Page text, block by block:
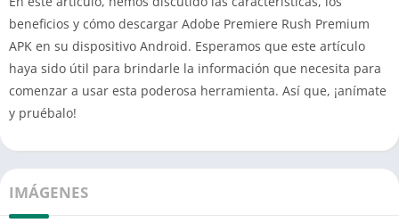
beneficios y cómo descargar Adobe Premiere Rush Premium
APK en su dispositivo Android. Esperamos que este artículo
haya sido útil para brindarle la información que necesita para
comenzar a usar esta poderosa herramienta. Así que, ¡anímate
y pruébalo!
IMÁGENES